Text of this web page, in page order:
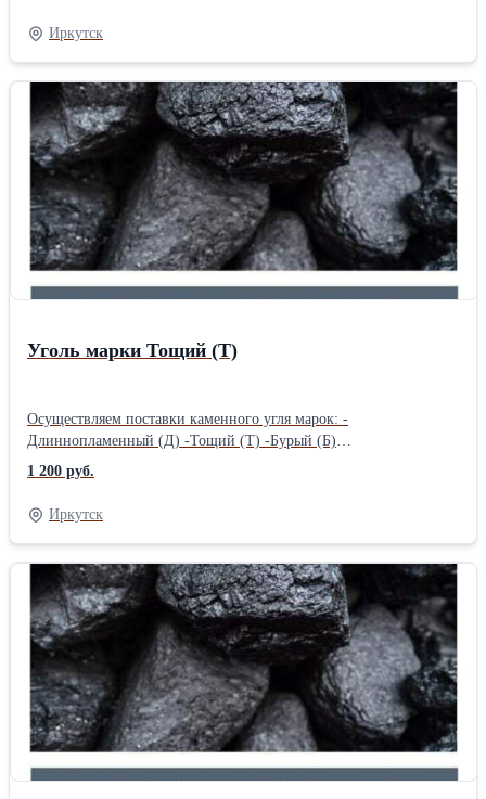
-Отощенный Спекающийся (ОС) Имеем в собственности, а так
же арендованный сортировочный комплекс. Произведем любую
фракцию под ваши нужды. При необходимости обогатим.
Поставки по РФ от 1 вагона, на экспорт от 5
вагонов.Производитель: Собственное производство Тип:
Длиннопламенный
Иркутск
Уголь марки Тощий (Т)
Осуществляем поставки каменного угля марок: -
Длиннопламенный (Д) -Тощий (Т) -Бурый (Б)
-Длиннопламенный Газовый (ДГ) -Слабоспекающийся (СС)
-Жирный (Ж) -Газовый Жирный Отощенный (ГЖО)
-Отощенный Спекающийся (ОС) Имеем в собственности, а так
же арендованный сортировочный комплекс. Произведем любую
фракцию под ваши нужды. При необходимости обогатим.
Поставки по РФ от 1 вагона, на экспорт от 5
вагонов.Производитель: Собственное производство Вид: Бурый
Тип: Длиннопламенный
1 200 руб.
Иркутск